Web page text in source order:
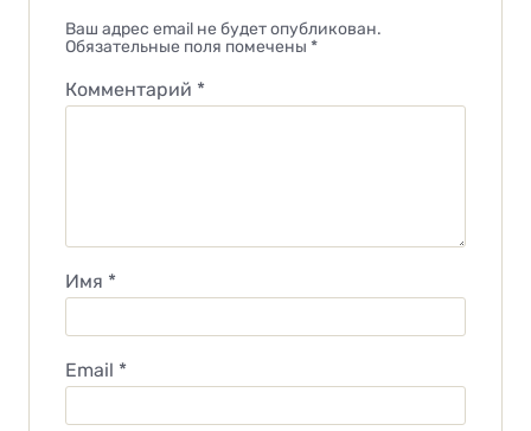
Ваш адрес email не будет опубликован.
Обязательные поля помечены *
Комментарий *
Имя *
Email *